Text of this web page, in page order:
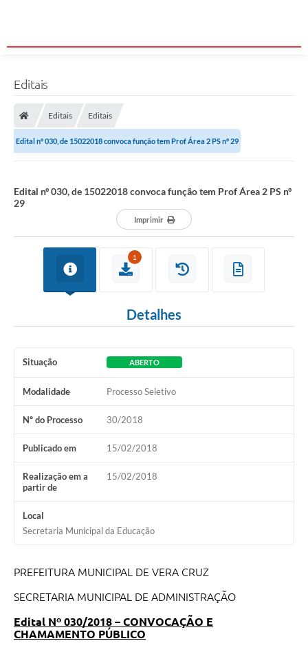
Editais
Editais Editais
Edital nº 030, de 15022018 convoca função tem Prof Área 2 PS nº 29
Edital nº 030, de 15022018 convoca função tem Prof Área 2 PS nº
29
Imprimir
1
Detalhes
Situação ABERTO
Modalidade Processo Seletivo
Nº do Processo 30/2018
Publicado em 15/02/2018
Realização em a
partir de
15/02/2018
Local
Secretaria Municipal da Educação
PREFEITURA MUNICIPAL DE VERA CRUZ
SECRETARIA MUNICIPAL DE ADMINISTRAÇÃO
Edital Nº 030/2018 – CONVOCAÇÃO E
CHAMAMENTO PÚBLICO